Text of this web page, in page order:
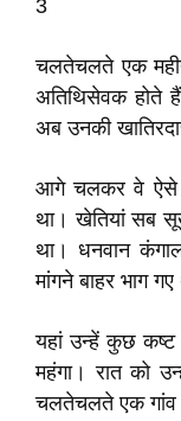
3
चलतेचलते एक
अतिथिसेवक होते
अब उनकी
आगे चलकर वे ऐसे
था। खेतियां सब
था। धनवान
मांगने बाहर भाग
यहां उन्हें कुछ
महंगा। रात को
चलतेचलते एक गांव